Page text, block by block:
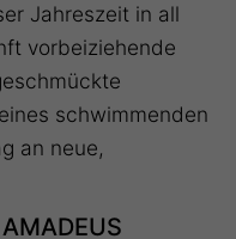
Jahreszeit in all
vorbeiziehende
schwimmenden
an neue,